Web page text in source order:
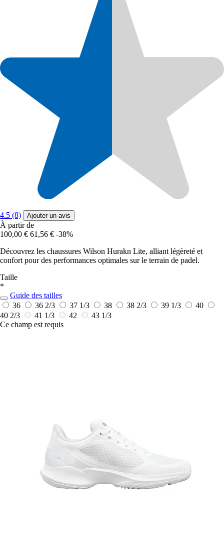
4.5 (8) Ajouter un avis
À partir de
100,00 € 61,56 € -38%
Découvrez les chaussures Wilson Hurakn Lite, alliant légèreté et
confort pour des performances optimales sur le terrain de padel.
Taille
*
Guide des tailles
36
36 2/3 37 1/3 38 38 2/3 39 1/3
40
40 2/3
41 1/3 42
43 1/3
Ce champ est requis